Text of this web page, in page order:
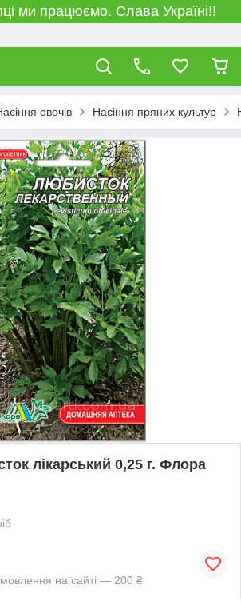
ми працюємо. Слава Україні!!
овочів Насіння пряних культур
лікарський 0,25 г. Флора
на сайті — 200 ₴